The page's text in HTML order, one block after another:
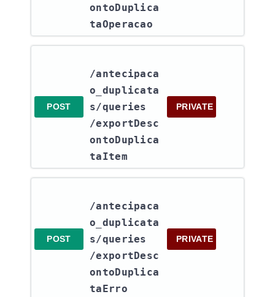
ontoDuplica
taOperacao
POST
/antecipaca
o_duplicata
s​/queries​
/exportDesc
ontoDuplica
taItem
PRIVATE
POST
/antecipaca
o_duplicata
s​/queries​
/exportDesc
ontoDuplica
taErro
PRIVATE